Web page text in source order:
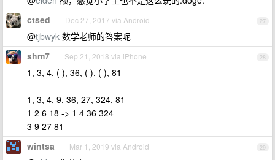
27
ctsed Dec 27, 2017 via Android
@tjbwyk 数学老师的答案呢
28
shm7 Sep 21, 2018 via iPhone
1, 3, 4, ( ), 36, ( ), ( ), 81
1, 3, 4, 9, 36, 27, 324, 81
1 2 6 18 -> 1 4 36 324
3 9 27 81
29
wintsa Mar 1, 2019 via Android